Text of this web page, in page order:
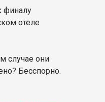
финалу
отеле
случае они
Бесспорно.